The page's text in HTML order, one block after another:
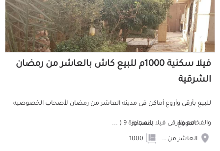
فيلا سكنية 1000م للبيع كاش بالعاشر من رمضان
الشرقية
للبيع بأرقى وأروع أماكن فى مدينه العاشر من رمضان لأصحاب الخصوصيه
والفخامه والرقى فيلا بالمجاورة 9 ( ...
الموقع
العاشر من رمضان
المساحة